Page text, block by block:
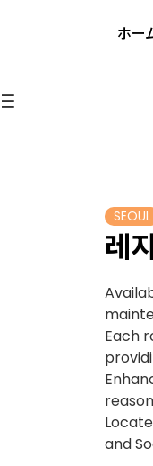
ホー
SEOUL
레
Each
and